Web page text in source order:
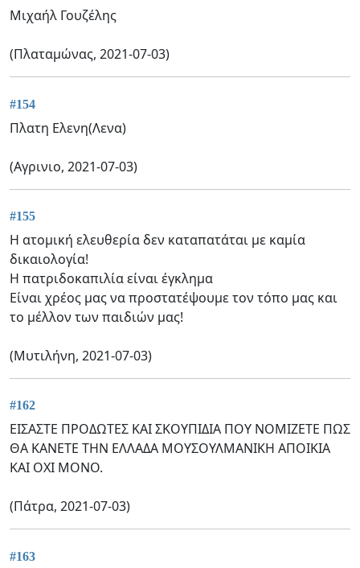
Μιχαήλ Γουζέλης
(Πλαταμώνας, 2021-07-03)
#154
Πλατη Ελενη(Λενα)
(Αγρινιο, 2021-07-03)
#155
Η ατομική ελευθερία δεν καταπατάται με καμία
δικαιολογία!
Η πατριδοκαπιλία είναι έγκλημα
Είναι χρέος μας να προστατέψουμε τον τόπο μας και
το μέλλον των παιδιών μας!
(Μυτιλήνη, 2021-07-03)
#162
ΕΙΣΑΣΤΕ ΠΡΟΔΩΤΕΣ ΚΑΙ ΣΚΟΥΠΙΔΙΑ ΠΟΥ ΝΟΜΙΖΕΤΕ ΠΩΣ
ΘΑ ΚΑΝΕΤΕ ΤΗΝ ΕΛΛΑΔΑ ΜΟΥΣΟΥΛΜΑΝΙΚΗ ΑΠΟΙΚΙΑ
ΚΑΙ ΟΧΙ ΜΟΝΟ.
(Πάτρα, 2021-07-03)
#163